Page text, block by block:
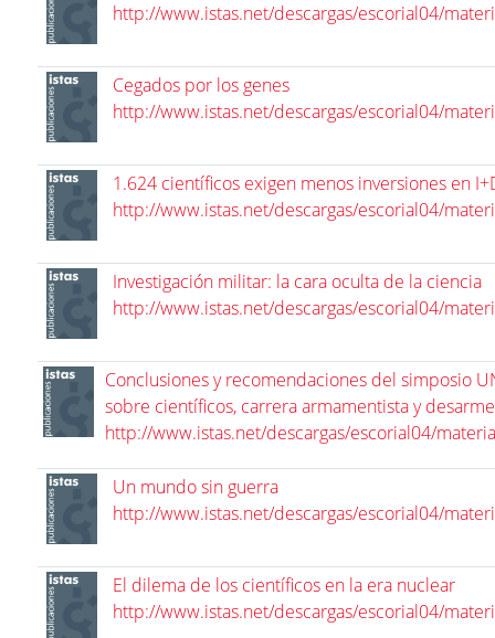
http://www.istas.net/descargas/escorial04/
Cegados por los genes
http://www.istas.net/descargas/escorial04/
1.624 científicos exigen menos inversiones en
http://www.istas.net/descargas/escorial04/
Investigación militar: la cara oculta de la ciencia
http://www.istas.net/descargas/escorial04/
Conclusiones y recomendaciones del simposio
sobre científicos, carrera armamentista y desarme
http://www.istas.net/descargas/escorial04/
Un mundo sin guerra
http://www.istas.net/descargas/escorial04/
El dilema de los científicos en la era nuclear
http://www.istas.net/descargas/escorial04/